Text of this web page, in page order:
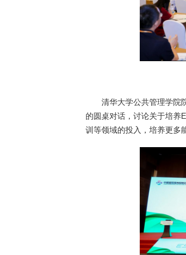
清华大学公共管理学院
的圆桌对话，讨论关于培养
训等领域的投入，培养更多